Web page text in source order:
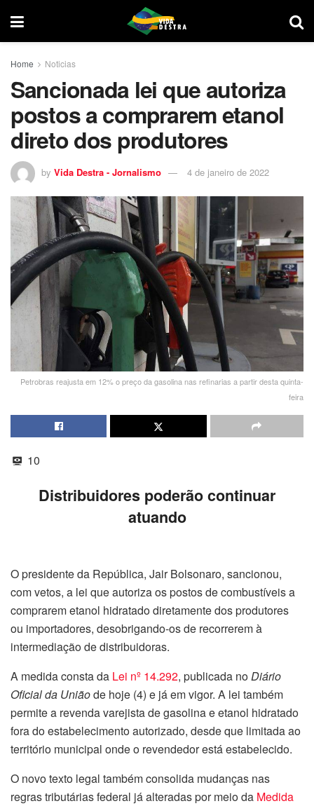
Home Noticias
Sancionada lei que autoriza
postos a comprarem etanol
direto dos produtores
by Vida Destra - Jornalismo 4 de janeiro de 2022
Petrobras reajusta em 12% o preço da gasolina nas refinarias a partir desta quinta-
feira
10
Distribuidores poderão continuar
atuando
O presidente da República, Jair Bolsonaro, sancionou,
com vetos, a lei que autoriza os postos de combustíveis a
comprarem etanol hidratado diretamente dos produtores
ou importadores, desobrigando-os de recorrerem à
intermediação de distribuidoras.
A medida consta da Lei nº 14.292, publicada noDiário
Oficial da Uniãode hoje (4) e já em vigor. A lei também
permite a revenda varejista de gasolina e etanol hidratado
fora do estabelecimento autorizado, desde que limitada ao
território municipal onde o revendedor está estabelecido.
O novo texto legal também consolida mudanças nas
regras tributárias federal já alteradas por meio da Medida